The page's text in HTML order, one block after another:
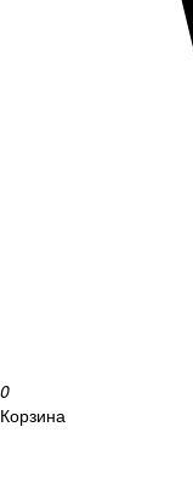
0
Корзина